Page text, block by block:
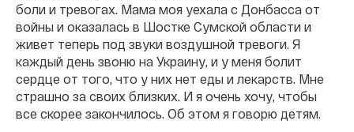
боли и тревогах. Мама моя уехала с Донбасса от
войны и оказалась в Шостке Сумской области и
живет теперь под звуки воздушной тревоги. Я
каждый день звоню на Украину, и у меня болит
сердце от того, что у них нет еды и лекарств. Мне
страшно за своих близких. И я очень хочу, чтобы
все скорее закончилось. Об этом я говорю детям.